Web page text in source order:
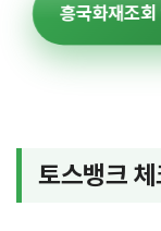
흥국화재조
토스뱅크